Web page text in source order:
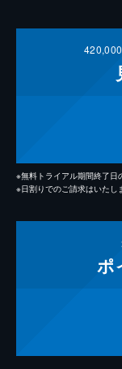
420,000
※無料トライアル期間終了日
※日割りでのご請求はいたし
ポ